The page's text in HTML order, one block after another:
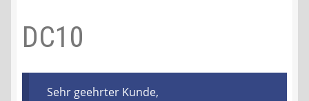
Recycling, Entsorgung und Umwelt
Shop
DC10
Sehr geehrter Kunde,